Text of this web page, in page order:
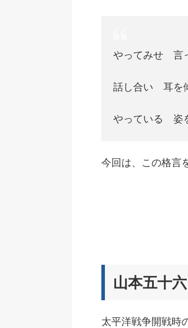
やってみせ 言
話し合い 耳を
やっている 姿
今回は、この格言
山本五十
太平洋戦争開戦時